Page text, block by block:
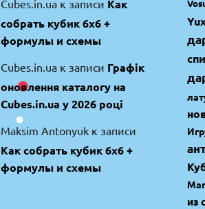
Cubes.in.uaк записи Как
собрать кубик 6х6 +
формулы и схемы
Cubes.in.uaк записи Графік
оновлення каталогу на
Cubes.in.ua у 2026 році
Maksim Antonyukк записи
Как собрать кубик 6х6 +
формулы и схемы
из